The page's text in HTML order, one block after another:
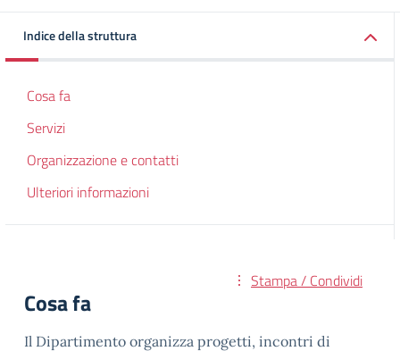
Indice della struttura
Cosa fa
Servizi
Organizzazione e contatti
Ulteriori informazioni
Stampa / Condividi
Cosa fa
Il Dipartimento organizza progetti, incontri di